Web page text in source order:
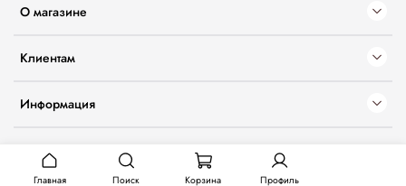
О магазине
Клиентам
Информация
Главная Поиск Корзина Профиль